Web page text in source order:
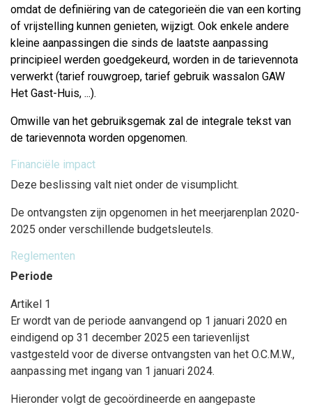
omdat de definiëring van de categorieën die van een korting
of vrijstelling kunnen genieten, wijzigt. Ook enkele andere
kleine aanpassingen die sinds de laatste aanpassing
principieel werden goedgekeurd, worden in de tarievennota
verwerkt (tarief rouwgroep, tarief gebruik wassalon GAW
Het Gast-Huis, ...).
Omwille van het gebruiksgemak zal de integrale tekst van
de tarievennota worden opgenomen.
Financiële impact
Deze beslissing valt niet onder de visumplicht.
De ontvangsten zijn opgenomen in het meerjarenplan 2020-
2025 onder verschillende budgetsleutels.
Reglementen
Periode
Artikel 1
Er wordt van de periode aanvangend op 1 januari 2020 en
eindigend op 31 december 2025 een tarievenlijst
vastgesteld voor de diverse ontvangsten van het O.C.M.W.,
aanpassing met ingang van 1 januari 2024.
Hieronder volgt de gecoördineerde en aangepaste